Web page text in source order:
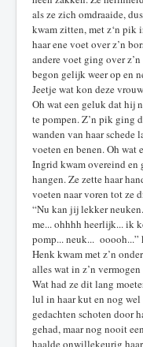
als ze zich omdraaide,
kwam zitten, met z‘n pik
haar ene voet over z’n
andere voet ging over
begon gelijk weer op en
Jeetje wat kon deze
Oh wat een geluk dat hij
te pompen. Z’n pik ging
wanden van haar schede
voeten en benen. Oh wat
Ingrid kwam overeind en
hangen. Ze zette haar
voeten naar voren tot ze
“Nu kan jij lekker
me... ohhhh heerlijk... ik
pomp... neuk... ooooh...”
Henk kwam met z’n
alles wat in z’n
Wat had ze dit lang
lul in haar kut en nog
gedachten schoten door
gehad, maar nog nooit
haalde onwillekeurig